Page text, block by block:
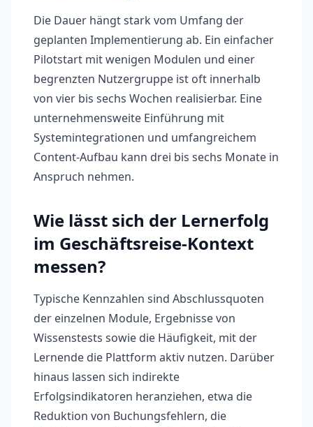
Die Dauer hängt stark vom Umfang der
geplanten Implementierung ab. Ein einfacher
Pilotstart mit wenigen Modulen und einer
begrenzten Nutzergruppe ist oft innerhalb
von vier bis sechs Wochen realisierbar. Eine
unternehmensweite Einführung mit
Systemintegrationen und umfangreichem
Content-Aufbau kann drei bis sechs Monate in
Anspruch nehmen.
Wie lässt sich der Lernerfolg
im Geschäftsreise-Kontext
messen?
Typische Kennzahlen sind Abschlussquoten
der einzelnen Module, Ergebnisse von
Wissenstests sowie die Häufigkeit, mit der
Lernende die Plattform aktiv nutzen. Darüber
hinaus lassen sich indirekte
Erfolgsindikatoren heranziehen, etwa die
Reduktion von Buchungsfehlern, die